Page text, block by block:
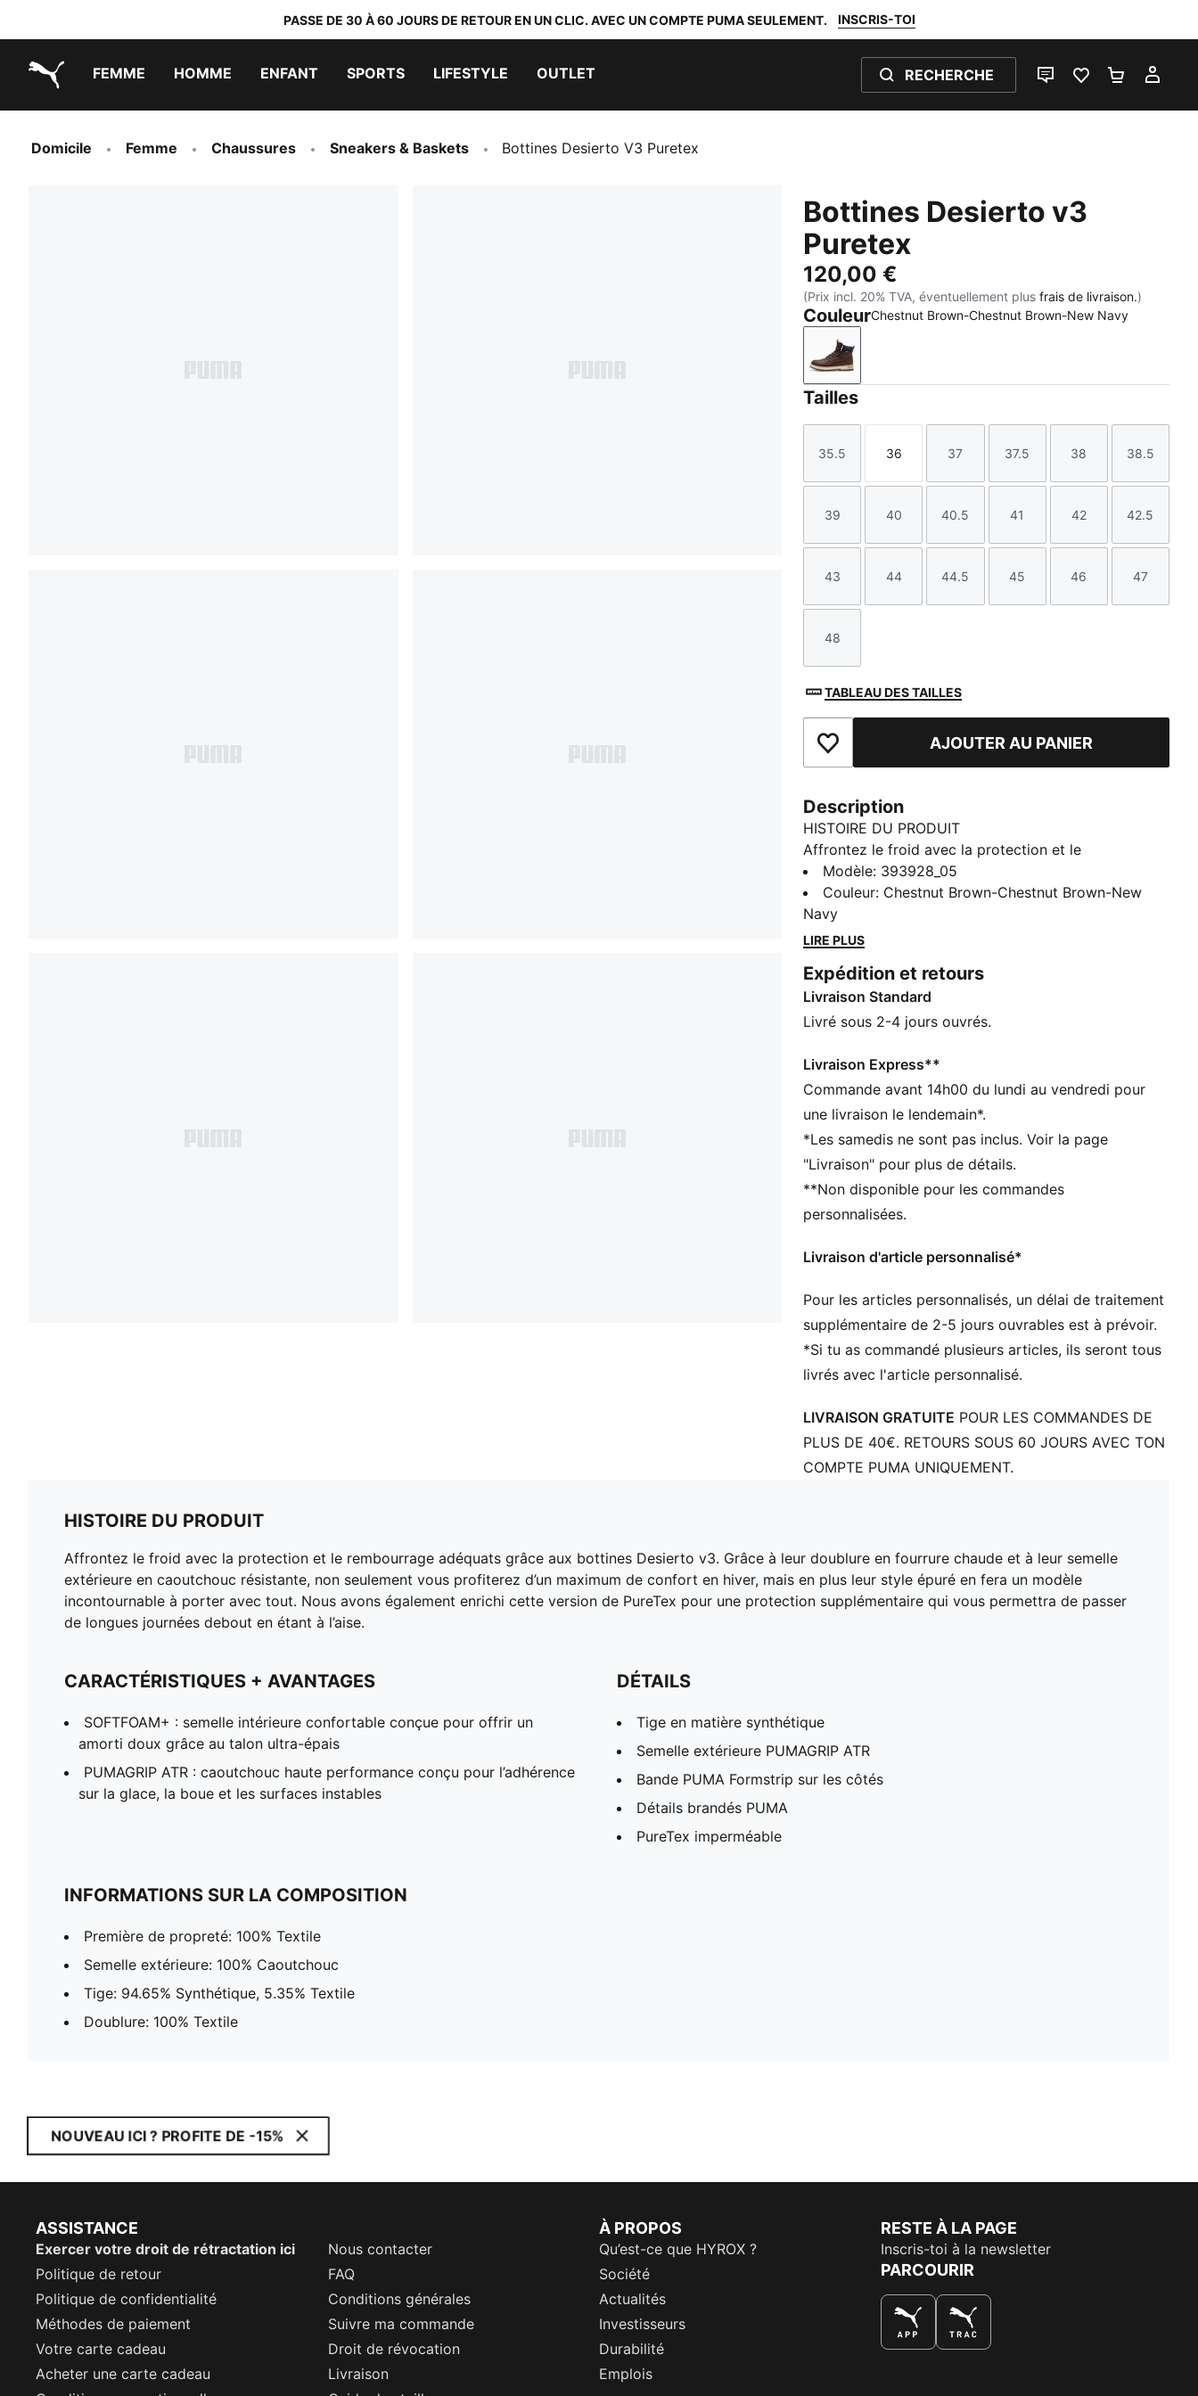
PASSE DE 30 À 60 JOURS DE RETOUR EN UN CLIC. AVEC UN COMPTE PUMA SEULEMENT. INSCRIS-TOI
FEMME HOMME ENFANT SPORTS LIFESTYLE OUTLET RECHERCHE
LIVE CHATFAVORIS 0PANIER 0
Domicile Femme Chaussures Sneakers & Baskets Bottines Desierto V3 Puretex
Bottines Desierto v3
Puretex
120,00 €
(Prix incl. 20% TVA, éventuellement plusfrais de livraison.)
CouleurChestnut Brown-Chestnut Brown-New Navy
Chestnut Brown-Chestnut Brown-New Navy
Tailles
Taille
35.5
Taille
36
Taille
37
Taille
37.5
Taille
38
Taille
38.5
Taille
39
Taille
40
Taille
40.5
Taille
41
Taille
42
Taille
42.5
Taille
43
Taille
44
Taille
44.5
Taille
45
Taille
46
Taille
47
Taille
48
TABLEAU DES TAILLES
Ajouter aux favorisAJOUTER AU PANIER
Description
HISTOIRE DU PRODUIT
Affrontez le froid avec la protection et le
rembourrage adéquats grâce aux bottines Desierto
v3. Grâce à leur doublure en fourrure chaude et à leur
semelle extérieure en caoutchouc résistante, non
seulement vous profiterez d’un maximum de confort
modèle incontournable à porter avec tout. Nous
avons également enrichi cette version de PureTex
pour une protection supplémentaire qui vous
étant à l’aise.
CARACTÉRISTIQUES + AVANTAGES
SOFTFOAM+ : semelle intérieure confortable conçue
PUMAGRIP ATR : caoutchouc haute performance
conçu pour l’adhérence sur la glace, la boue et les
surfaces instables
DÉTAILS
Semelle extérieure PUMAGRIP ATR
Détails brandés PUMA
PureTex imperméable
Modèle: 393928_05
Couleur: Chestnut Brown-Chestnut Brown-New
Navy
LIRE PLUS
Expédition et retours
Livraison Standard
Livré sous 2-4 jours ouvrés.
Livraison Express**
Commande avant 14h00 du lundi au vendredi pour
une livraison le lendemain*.
*Les samedis ne sont pas inclus. Voir la page
"Livraison" pour plus de détails.
**Non disponible pour les commandes
personnalisées.
Livraison d'article personnalisé*
Pour les articles personnalisés, un délai de traitement
supplémentaire de 2-5 jours ouvrables est à prévoir.
*Si tu as commandé plusieurs articles, ils seront tous
livrés avec l'article personnalisé.
LIVRAISON GRATUITE POUR LES COMMANDES DE
PLUS DE 40€. RETOURS SOUS 60 JOURS AVEC TON
COMPTE PUMA UNIQUEMENT.
HISTOIRE DU PRODUIT
Affrontez le froid avec la protection et le rembourrage adéquats grâce aux bottines Desierto v3. Grâce à leur doublure en fourrure chaude et à leur semelle
extérieure en caoutchouc résistante, non seulement vous profiterez d’un maximum de confort en hiver, mais en plus leur style épuré en fera un modèle
incontournable à porter avec tout. Nous avons également enrichi cette version de PureTex pour une protection supplémentaire qui vous permettra de passer
de longues journées debout en étant à l’aise.
CARACTÉRISTIQUES + AVANTAGES
SOFTFOAM+ : semelle intérieure confortable conçue pour offrir un
amorti doux grâce au talon ultra-épais
PUMAGRIP ATR : caoutchouc haute performance conçu pour l’adhérence
sur la glace, la boue et les surfaces instables
DÉTAILS
Tige en matière synthétique
Semelle extérieure PUMAGRIP ATR
Bande PUMA Formstrip sur les côtés
Détails brandés PUMA
PureTex imperméable
INFORMATIONS SUR LA COMPOSITION
Première de propreté: 100% Textile
Semelle extérieure: 100% Caoutchouc
Tige: 94.65% Synthétique, 5.35% Textile
Doublure: 100% Textile
NOUVEAU ICI ? PROFITE DE -15%
ASSISTANCE
Exercer votre droit de rétractation ici
Nous contacter
Politique de retour
FAQ
Politique de confidentialité
Conditions générales
Méthodes de paiement
Suivre ma commande
Votre carte cadeau
Droit de révocation
Acheter une carte cadeau
Livraison
À PROPOS
Qu’est-ce que HYROX ?
Société
Actualités
Investisseurs
Durabilité
Emplois
RESTE À LA PAGE
Inscris-toi à la newsletter
PARCOURIR